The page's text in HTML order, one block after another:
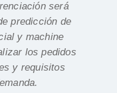
será
predicción de
y machine
los pedidos
y requisitos